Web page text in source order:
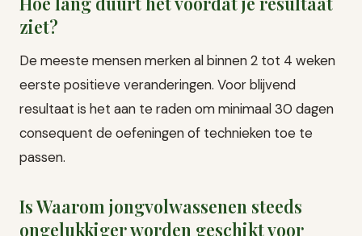
ziet?
De meeste mensen merken al binnen 2 tot 4 weken
eerste positieve veranderingen. Voor blijvend
resultaat is het aan te raden om minimaal 30 dagen
consequent de oefeningen of technieken toe te
passen.
Is Waarom jongvolwassenen steeds
ongelukkiger worden geschikt voor